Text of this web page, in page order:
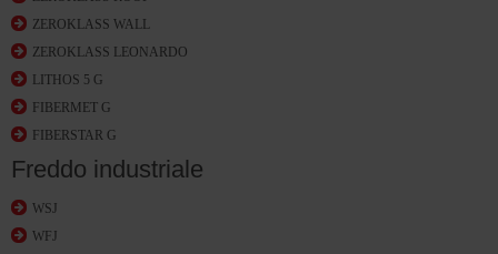
ZEROKLASS WALL
ZEROKLASS LEONARDO
LITHOS 5 G
FIBERMET G
FIBERSTAR G
Freddo industriale
WSJ
WFJ